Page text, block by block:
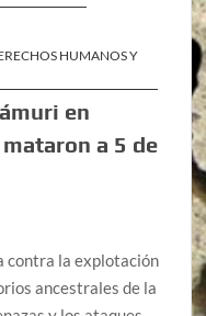
HUMANOS Y
en
a 5 de
contra la explotación
ancestrales de la